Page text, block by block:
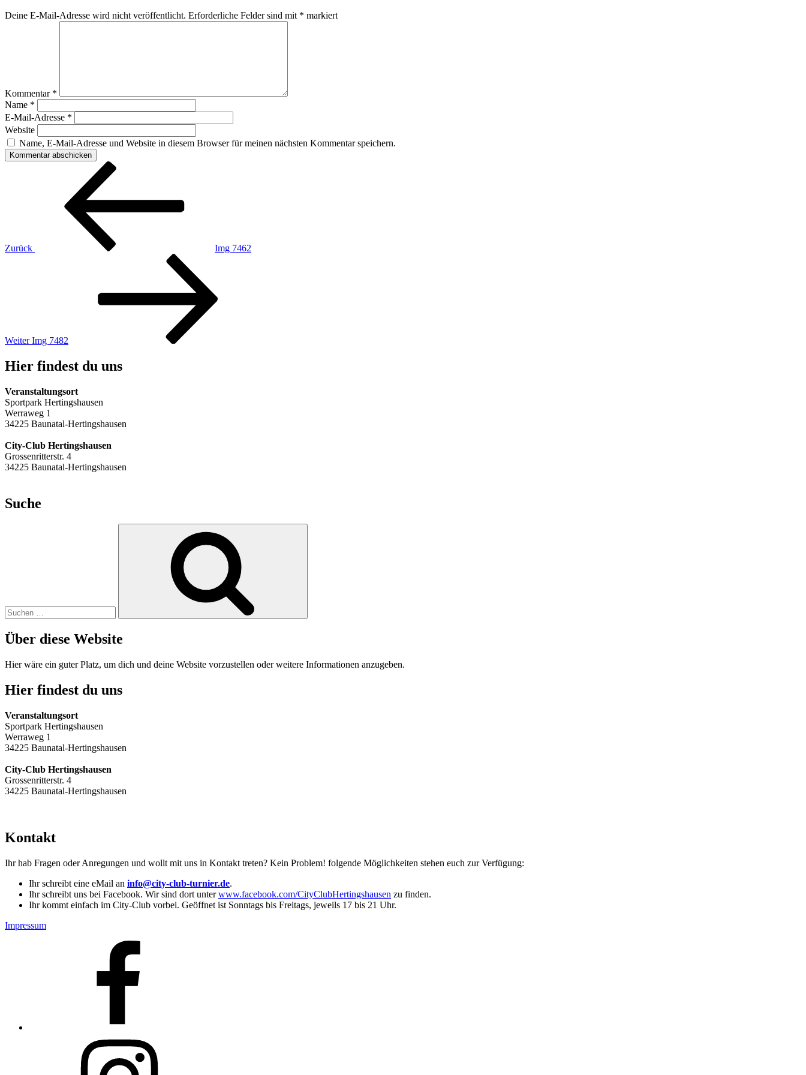
Deine E-Mail-Adresse wird nicht veröffentlicht. Erforderliche Felder sind mit * markiert
Kommentar *
Name *
E-Mail-Adresse *
Website
Name, E-Mail-Adresse und Website in diesem Browser für meinen nächsten Kommentar speichern.
Beitragsnavigation
Zurück
Img 7462
Weiter Img 7482
Hier findest du uns
Veranstaltungsort
Sportpark Hertingshausen
Werraweg 1
34225 Baunatal-Hertingshausen
City-Club Hertingshausen
Grossenritterstr. 4
34225 Baunatal-Hertingshausen
Suche
Über diese Website
Hier wäre ein guter Platz, um dich und deine Website vorzustellen oder weitere Informationen anzugeben.
Hier findest du uns
Veranstaltungsort
Sportpark Hertingshausen
Werraweg 1
34225 Baunatal-Hertingshausen
City-Club Hertingshausen
Grossenritterstr. 4
34225 Baunatal-Hertingshausen
Kontakt
Ihr hab Fragen oder Anregungen und wollt mit uns in Kontakt treten? Kein Problem! folgende Möglichkeiten stehen euch zur Verfügung:
Ihr schreibt eine eMail an info@city-club-turnier.de.
Ihr schreibt uns bei Facebook. Wir sind dort unterwww.facebook.com/CityClubHertingshausen zu finden.
Ihr kommt einfach im City-Club vorbei. Geöffnet ist Sonntags bis Freitags, jeweils 17 bis 21 Uhr.
Impressum